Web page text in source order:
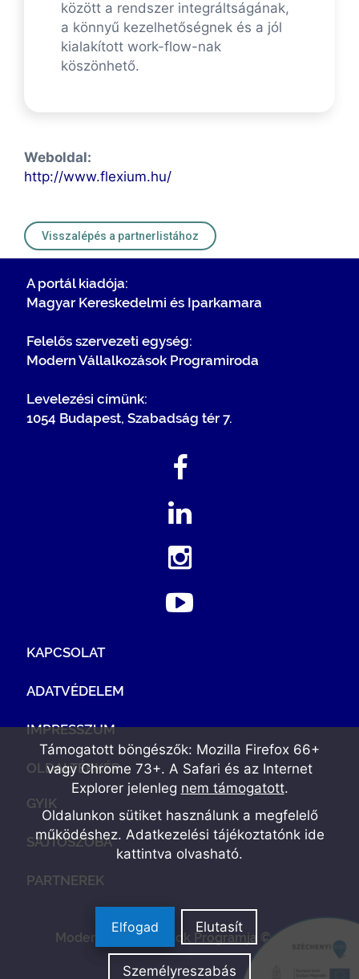
között a rendszer integráltságának,
a könnyű kezelhetőségnek és a jól
kialakított work-flow-nak
köszönhető.
Weboldal:
http://www.flexium.hu/
Visszalépés a partnerlistához
A portál kiadója:
Magyar Kereskedelmi és Iparkamara
Felelős szervezeti egység:
Modern Vállalkozások Programiroda
Levelezési címünk:
1054 Budapest, Szabadság tér 7.
KAPCSOLAT
ADATVÉDELEM
IMPRESSZUM
OLDALTÉRKÉP
GYIK
SAJTÓSZOBA
PARTNEREK
Modern Vállalkozások Programja © 2022
Támogatott böngészők: Mozilla Firefox 66+
vagy Chrome 73+. A Safari és az Internet
Explorer jelenleg nem támogatott.
Oldalunkon sütiket használunk a megfelelő
működéshez. Adatkezelési tájékoztatónk ide
kattintva olvasható.
Elfogad Elutasít
Személyreszabás